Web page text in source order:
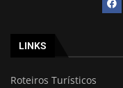
LINKS
Roteiros Turísticos